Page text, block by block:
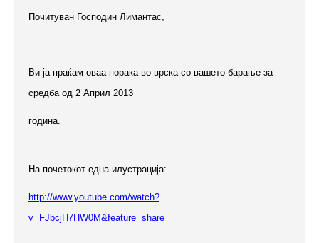
Почитуван Господин Лимантас,
Ви ја праќам оваа порака во врска со вашето барање за
средба од 2 Април 2013
година.
На почетокот една илустрација:
http://www.youtube.com/watch?
v=FJbcjH7HW0M&feature=share